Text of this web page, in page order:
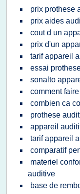
prix prothese
prix aides
cout d un
prix d'un
tarif appareil
essai
sonalto
comment
combien ca
prothese
appareil
tarif appareil
comparatif
materiel
auditive
base de